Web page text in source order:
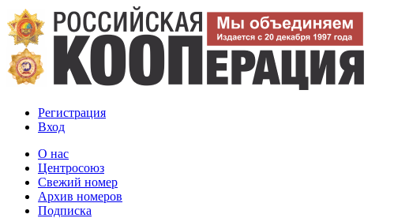
Регистрация
Вход
О нас
Центросоюз
Свежий номер
Архив номеров
Подписка